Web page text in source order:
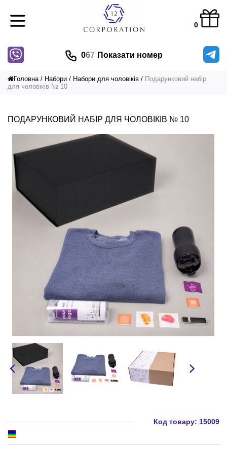
0
067 Показати номер
Головна Набори Набори для чоловіків
Подарунковий набір
для чоловіків № 10
ПОДАРУНКОВИЙ НАБІР ДЛЯ ЧОЛОВІКІВ № 10
Код товару: 15009